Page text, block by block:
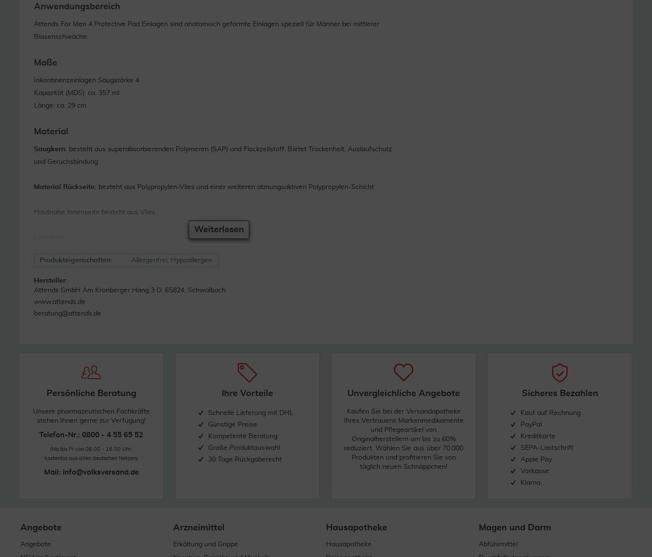
Anwendungsbereich
Attends For Men 4 Protective Pad Einlagen sind anatomisch geformte Einlagen speziell für Männer bei mittlerer
Blasenschwäche.
Maße
Inkontinenzeinlagen Saugstärke 4
Kapazität (MDS): ca. 357 ml
Länge: ca. 29 cm
Material
Saugkern: besteht aus superabsorbierenden Polymeren (SAP) und Flockzellstoff. Bietet Trockenheit, Auslaufschutz
und Geruchsbindung
Material Rückseite: besteht aus Polypropylen-Vlies und einer weiteren atmungsaktiven Polypropylen-Schicht
Hautnahe Innenseite besteht aus Vlies
Weiterlesen
Produkteigenschaften: Allergenfrei, Hypoallergen
Hersteller:
Attends GmbH Am Kronberger Hang 3 D. 65824, Schwalbach
www.attends.de
beratung@attends.de
Persönliche Beratung
Unsere pharmazeutischen Fachkräfte
stehen Ihnen gerne zur Verfügung!
Telefon-Nr.: 0800 - 4 55 65 52
(Mo bis Fr von 08.00 - 16.00 Uhr,
kostenlos aus allen deutschen Netzen)
Mail: info@volksversand.de
Ihre Vorteile
Schnelle Lieferung mit DHL
Günstige Preise
Kompetente Beratung
Große Produktauswahl
30 Tage Rückgaberecht
Unvergleichliche Angebote
Kaufen Sie bei der Versandapotheke
Ihres Vertrauens Markenmedikamente
und Pflegeartikel von
Originalherstellern um bis zu 60%
reduziert. Wählen Sie aus über 70.000
Produkten und profitieren Sie von
täglich neuen Schnäppchen!
Sicheres Bezahlen
Kauf auf Rechnung
PayPal
Kreditkarte
SEPA-Lastschrift
Apple Pay
Vorkasse
Klarna
Angebote
Angebote
Arzneimittel
Erkältung und Grippe
Hausapotheke
Hausapotheke
Magen und Darm
Abführmittel